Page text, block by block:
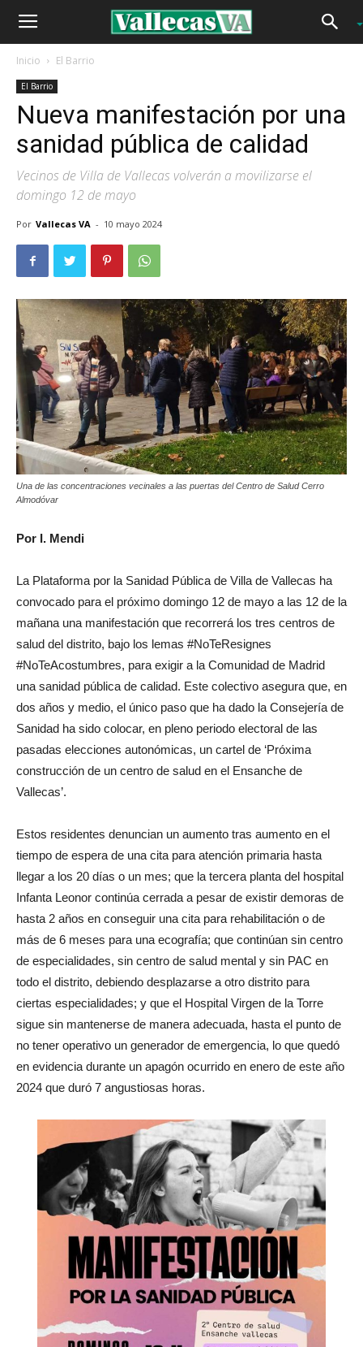
Inicio El Barrio
El Barrio
Nueva manifestación por una
sanidad pública de calidad
Vecinos de Villa de Vallecas volverán a movilizarse el
domingo 12 de mayo
Por Vallecas VA - 10 mayo 2024
Una de las concentraciones vecinales a las puertas del Centro de Salud Cerro
Almodóvar
Por I. Mendi
La Plataforma por la Sanidad Pública de Villa de Vallecas ha
convocado para el próximo domingo 12 de mayo a las 12 de la
mañana una manifestación que recorrerá los tres centros de
salud del distrito, bajo los lemas #NoTeResignes
#NoTeAcostumbres, para exigir a la Comunidad de Madrid
una sanidad pública de calidad. Este colectivo asegura que, en
dos años y medio, el único paso que ha dado la Consejería de
Sanidad ha sido colocar, en pleno periodo electoral de las
pasadas elecciones autonómicas, un cartel de ‘Próxima
construcción de un centro de salud en el Ensanche de
Vallecas’.
Estos residentes denuncian un aumento tras aumento en el
tiempo de espera de una cita para atención primaria hasta
llegar a los 20 días o un mes; que la tercera planta del hospital
Infanta Leonor continúa cerrada a pesar de existir demoras de
hasta 2 años en conseguir una cita para rehabilitación o de
más de 6 meses para una ecografía; que continúan sin centro
de especialidades, sin centro de salud mental y sin PAC en
todo el distrito, debiendo desplazarse a otro distrito para
ciertas especialidades; y que el Hospital Virgen de la Torre
sigue sin mantenerse de manera adecuada, hasta el punto de
no tener operativo un generador de emergencia, lo que quedó
en evidencia durante un apagón ocurrido en enero de este año
2024 que duró 7 angustiosas horas.